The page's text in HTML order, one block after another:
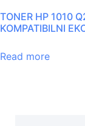
TONER HP 1010
KOMPATIBILNI
Read more